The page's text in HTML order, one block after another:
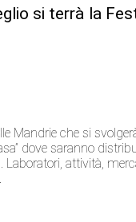
si terrà la
Mandrie che si
dove saranno
attività,